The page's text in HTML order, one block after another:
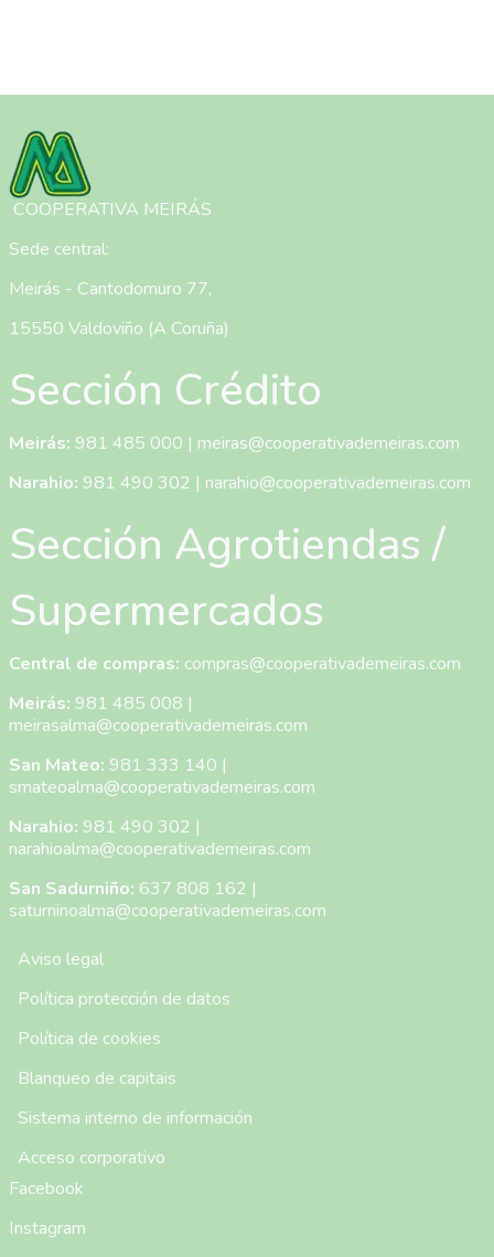
Imaxe
COOPERATIVA MEIRÁS
Sede central:
Meirás - Cantodomuro 77,
15550 Valdoviño (A Coruña)
Sección Crédito
Meirás: 981 485 000 | meiras@cooperativademeiras.com
Narahio: 981 490 302 | narahio@cooperativademeiras.com
Sección Agrotiendas /
Supermercados
Central de compras: compras@cooperativademeiras.com
Meirás: 981 485 008 |
meirasalma@cooperativademeiras.com
San Mateo: 981 333 140 |
smateoalma@cooperativademeiras.com
Narahio: 981 490 302 |
narahioalma@cooperativademeiras.com
San Sadurniño: 637 808 162 |
saturninoalma@cooperativademeiras.com
Menú Pie de Página
Aviso legal
Política protección de datos
Política de cookies
Blanqueo de capitais
Sistema interno de información
Acceso corporativo
Facebook
Instagram